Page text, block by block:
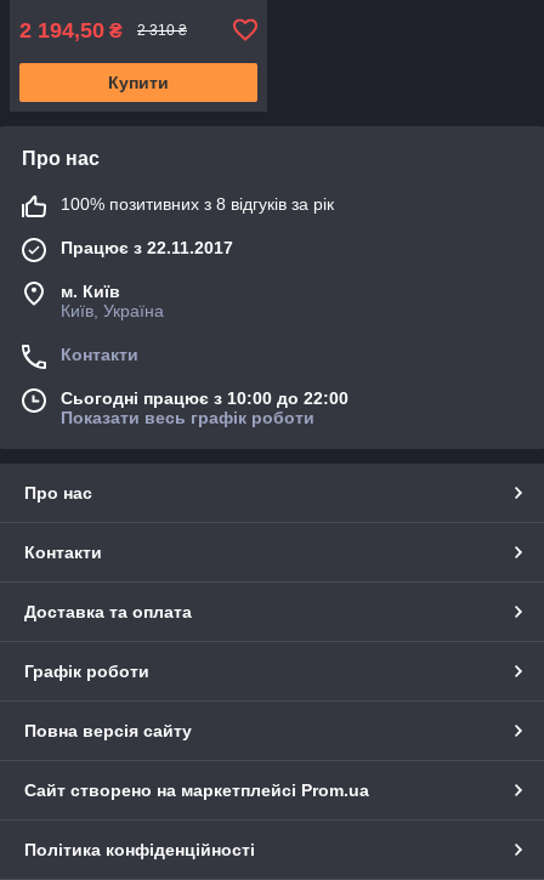
2 194,50 ₴ 2 310 ₴
Купити
Про нас
100% позитивних з 8 відгуків за рік
Працює з 22.11.2017
м. Київ
Київ, Україна
Контакти
Сьогодні працює з 10:00 до 22:00
Показати весь графік роботи
Про нас
Контакти
Доставка та оплата
Графік роботи
Повна версія сайту
Сайт створено на маркетплейсі Prom.ua
Політика конфіденційності